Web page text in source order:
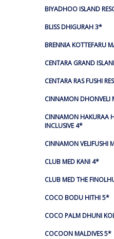
BIYADHOO ISLAND
BLISS DHIGURAH 3*
BRENNIA KOTTEFARU
CENTARA GRAND
CENTARA RAS FUSHI
CINNAMON DHONVELI
CINNAMON HAKURAA
INCLUSIVE 4*
CINNAMON VELIFUSHI
CLUB MED KANI 4*
CLUB MED THE
COCO BODU HITHI 5*
COCO PALM DHUNI
COCOON MALDIVES 5*